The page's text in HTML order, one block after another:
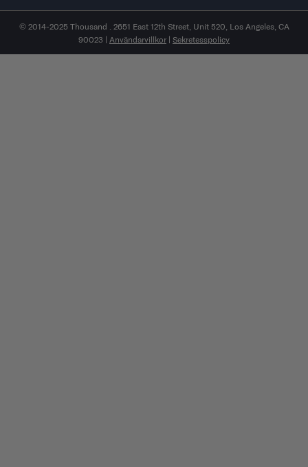
© 2014-2025 Thousand . 2651 East 12th Street, Unit 520, Los Angeles, CA
90023 | Användarvillkor | Sekretesspolicy